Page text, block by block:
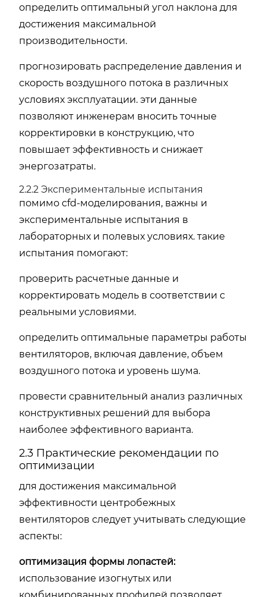
определить оптимальный угол наклона для
достижения максимальной
производительности.
прогнозировать распределение давления и
скорость воздушного потока в различных
условиях эксплуатации. эти данные
позволяют инженерам вносить точные
корректировки в конструкцию, что
повышает эффективность и снижает
энергозатраты.
2.2.2 Экспериментальные испытания
помимо cfd-моделирования, важны и
экспериментальные испытания в
лабораторных и полевых условиях. такие
испытания помогают:
проверить расчетные данные и
корректировать модель в соответствии с
реальными условиями.
определить оптимальные параметры работы
вентиляторов, включая давление, объем
воздушного потока и уровень шума.
провести сравнительный анализ различных
конструктивных решений для выбора
наиболее эффективного варианта.
2.3 Практические рекомендации по
оптимизации
для достижения максимальной
эффективности центробежных
вентиляторов следует учитывать следующие
аспекты:
оптимизация формы лопастей:
использование изогнутых или